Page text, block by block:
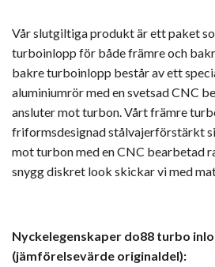
Vår slutgiltiga produkt är ett paket
turboinlopp för både främre och
bakre turboinlopp består av ett
aluminiumrör med en svetsad CNC
ansluter mot turbon. Vårt främre
friformsdesignad stålvajerförstärkt
mot turbon med en CNC bearbetad
snygg diskret look skickar vi med
Nyckelegenskaper do88 turbo
(jämförelsevärde originaldel):